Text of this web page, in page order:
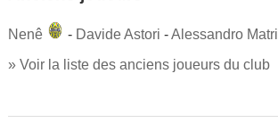
Nenê - Davide Astori -Alessandro Matri
» Voir la liste des anciens joueurs du club